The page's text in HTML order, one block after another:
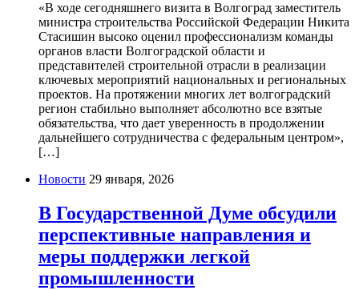
«В ходе сегодняшнего визита в Волгоград заместитель
министра строительства Российской Федерации Никита
Стасишин высоко оценил профессионализм команды
органов власти Волгоградской области и
представителей строительной отрасли в реализации
ключевых мероприятий национальных и региональных
проектов. На протяжении многих лет волгоградский
регион стабильно выполняет абсолютно все взятые
обязательства, что дает уверенность в продолжении
дальнейшего сотрудничества с федеральным центром»,
[…]
Новости 29 января, 2026
В Государственной Думе обсудили
перспективные направления и
меры поддержки легкой
промышленности